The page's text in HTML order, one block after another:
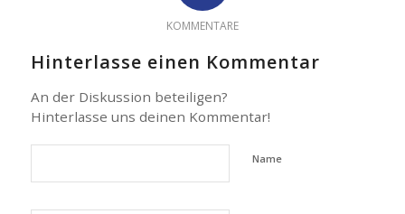
KOMMENTARE
Hinterlasse einen Kommentar
An der Diskussion beteiligen?
Hinterlasse uns deinen Kommentar!
Name